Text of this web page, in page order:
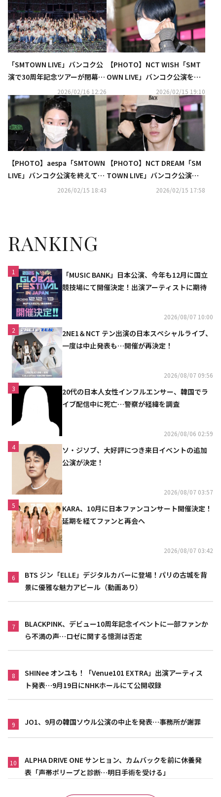
「SMTOWN LIVE」バンコク公
演で30周年記念ツアーが閉幕！
コラボやソロまで、4時間越え
の多彩なステージ
2026/02/16 12:26
【PHOTO】NCT WISH「SMT
OWN LIVE」バンコク公演を終
えて韓国に到着（動画あり）
2026/02/15 19:10
【PHOTO】aespa「SMTOWN
LIVE」バンコク公演を終えて韓
国に到着（動画あり）2026/02/15 18:43
【PHOTO】NCT DREAM「SM
TOWN LIVE」バンコク公演を
終えて韓国に到着（動画あり）
2026/02/15 17:58
RANKING
1
「MUSIC BANK」日本公演、今年も12月に国立
競技場にて開催決定！出演アーティストに期待
2026/08/07 10:00
2
2NE1＆NCT テン出演の日本スペシャルライブ、
一度は中止発表も…開催が再決定！
2026/08/07 09:56
3
20代の日本人女性インフルエンサー、韓国でラ
イブ配信中に死亡…警察が経緯を調査
2026/08/06 02:59
4
ソ・ジソブ、大好評につき来日イベントの追加
公演が決定！
2026/08/07 03:57
5
KARA、10月に日本ファンコンサート開催決定！
延期を経てファンと再会へ
2026/08/07 03:42
6
BTS ジン「ELLE」デジタルカバーに登場！パリの古城を背
景に優雅な魅力アピール（動画あり）
7
BLACKPINK、デビュー10周年記念イベントに一部ファンか
ら不満の声…ロゼに関する憶測は否定
8
SHINee オンユも！「Venue101 EXTRA」出演アーティス
ト発表…9月19日にNHKホールにて公開収録
9 JO1、9月の韓国ソウル公演の中止を発表…事務所が謝罪
10
ALPHA DRIVE ONE サンヒョン、カムバックを前に休養発
表「声帯ポリープと診断…明日手術を受ける」